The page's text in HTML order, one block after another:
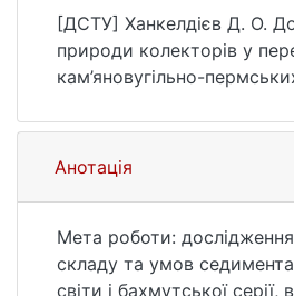
породах району
солянокупольної
зона Дніпровсько-
[Магістерська робота,
національний університет
https://ir.library.knu.ua/
04
[ДСТУ] Ханкелдієв Д. О.
природи колекторів у
кам’яновугільно-
структури (Приосоьова
Донецької западини) :
робота магістра : 10
https://ir.library.knu.ua/
04 (дата звернення:
Анотація
Мета роботи: дослідження
складу та умов
світи і бахмутської серії,